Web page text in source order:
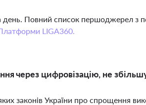
день. Повний список першоджерел з
Платформи LIGA360.
через цифровізацію, не
законів України про спрощення